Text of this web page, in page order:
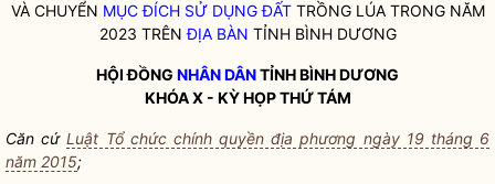
VÀ CHUYỂN MỤC ĐÍCH SỬ DỤNG ĐẤTTRỒNG LÚA TRONG NĂM
2023 TRÊNĐỊA BÀN TỈNH BÌNH DƯƠNG
HỘI ĐỒNG NHÂN DÂNTỈNH BÌNH DƯƠNG
KHÓA X - KỲ HỌP THỨ TÁM
Căn cứLuật Tổ chức chính quyền địa phương ngày 19 tháng 6
năm 2015;